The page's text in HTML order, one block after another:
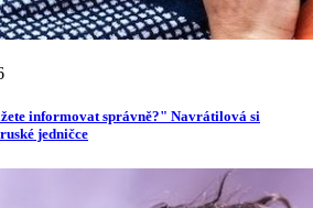
informovat správně?" Navrátilová si
jedničce